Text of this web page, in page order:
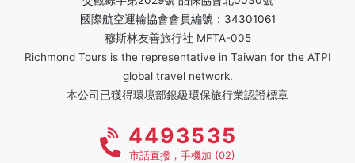
國際航空運輸協會會員編號：34301061
穆斯林友善旅行社 MFTA-005
Richmond Tours is the representative in Taiwan for the ATPI
global travel network.
本公司已獲得環境部銀級環保旅行業認證標章
4493535
市話直撥，手機加 (02)